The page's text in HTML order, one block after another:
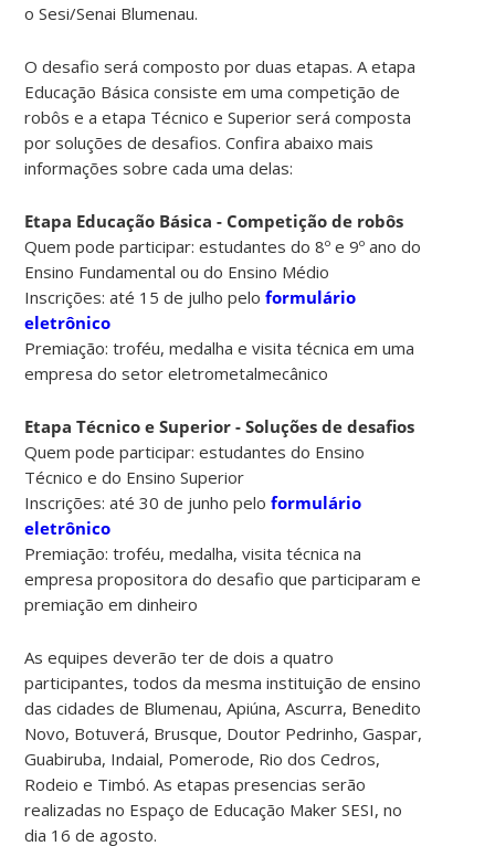
o Sesi/Senai Blumenau.
O desafio será composto por duas etapas. A etapa
Educação Básica consiste em uma competição de
robôs e a etapa Técnico e Superior será composta
por soluções de desafios. Confira abaixo mais
informações sobre cada uma delas:
Etapa Educação Básica - Competição de robôs
Quem pode participar: estudantes do 8º e 9º ano do
Ensino Fundamental ou do Ensino Médio
Inscrições: até 15 de julho peloformulário
eletrônico
Premiação: troféu, medalha e visita técnica em uma
empresa do setor eletrometalmecânico
Etapa Técnico e Superior - Soluções de desafios
Quem pode participar: estudantes do Ensino
Técnico e do Ensino Superior
Inscrições: até 30 de junho peloformulário
eletrônico
Premiação: troféu, medalha, visita técnica na
empresa propositora do desafio que participaram e
premiação em dinheiro
As equipes deverão ter de dois a quatro
participantes, todos da mesma instituição de ensino
das cidades de Blumenau, Apiúna, Ascurra, Benedito
Novo, Botuverá, Brusque, Doutor Pedrinho, Gaspar,
Guabiruba, Indaial, Pomerode, Rio dos Cedros,
Rodeio e Timbó. As etapas presencias serão
realizadas no Espaço de Educação Maker SESI, no
dia 16 de agosto.